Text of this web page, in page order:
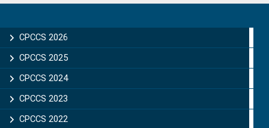
Sidebar
CPCCS 2026
CPCCS 2025
CPCCS 2024
CPCCS 2023
CPCCS 2022